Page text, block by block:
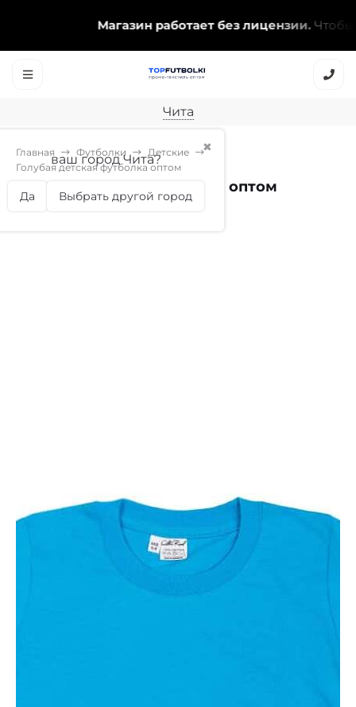
Магазин работает без лицензии.Чтобы
Чита
✖
ваш город Чита?
Да Выбрать другой город
Главная Футболки
Детские
Голубая детская футболка оптом
Голубая детская футболка оптом